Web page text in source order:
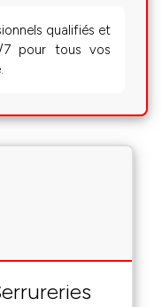
qualifiés et
7 pour tous vos